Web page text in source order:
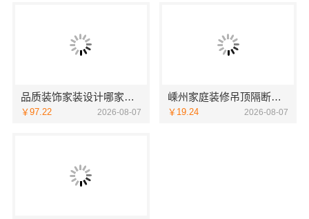
品质装饰家装设计哪家好，佛山市雅居美家建筑装饰工程有限公司资深团队全案定制
￥97.22 2026-08-07
嵊州家庭装修吊顶隔断，浙江宜美嘉装饰专业施工
￥19.24 2026-08-07